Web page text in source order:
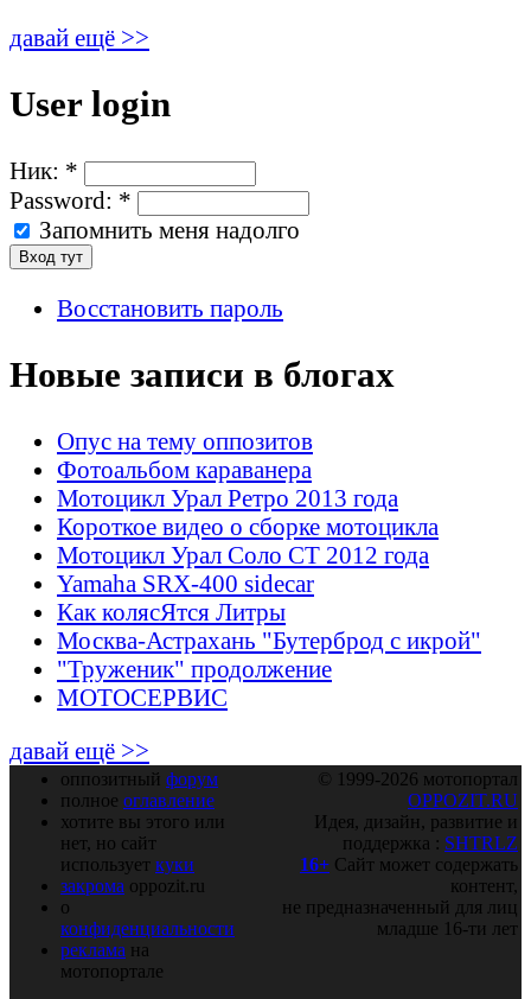
давай ещё >>
User login
Ник: *
Password: *
Запомнить меня надолго
Восстановить пароль
Новые записи в блогах
Опус на тему оппозитов
Фотоальбом караванера
Мотоцикл Урал Ретро 2013 года
Короткое видео о сборке мотоцикла
Мотоцикл Урал Соло СТ 2012 года
Yamaha SRX-400 sidecar
Как колясЯтся Литры
Москва-Астрахань "Бутерброд с икрой"
"Труженик" продолжение
МОТОСЕРВИС
давай ещё >>
оппозитный форум
полное оглавление
хотите вы этого или
нет, но сайт
использует куки
закрома oppozit.ru
о
конфиденциальности
реклама на
мотопортале
© 1999-2026 мотопортал
OPPOZIT.RU
Идея, дизайн, развитие и
поддержка : SHTRLZ
16+ Сайт может содержать
контент,
не предназначенный для лиц
младше 16-ти лет